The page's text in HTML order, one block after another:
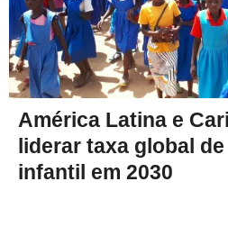
América Latina e
liderar taxa global
infantil em 2030